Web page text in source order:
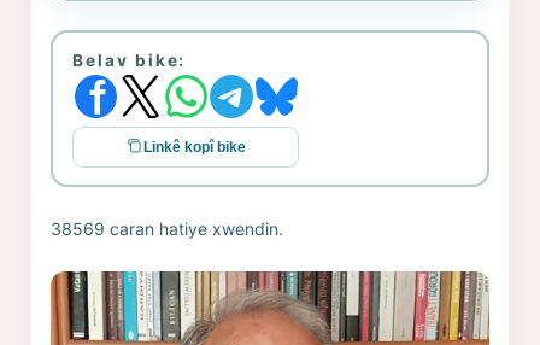
Belav bike:
Linkê kopî bike
38569 caran hatiye xwendin.